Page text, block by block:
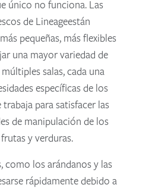
único no funciona. Las
de Lineageestán
pequeñas, más flexibles
una mayor variedad de
salas, cada una
específicas de los
para satisfacer las
de manipulación de los
y verduras.
como los arándanos y las
rápidamente debido a